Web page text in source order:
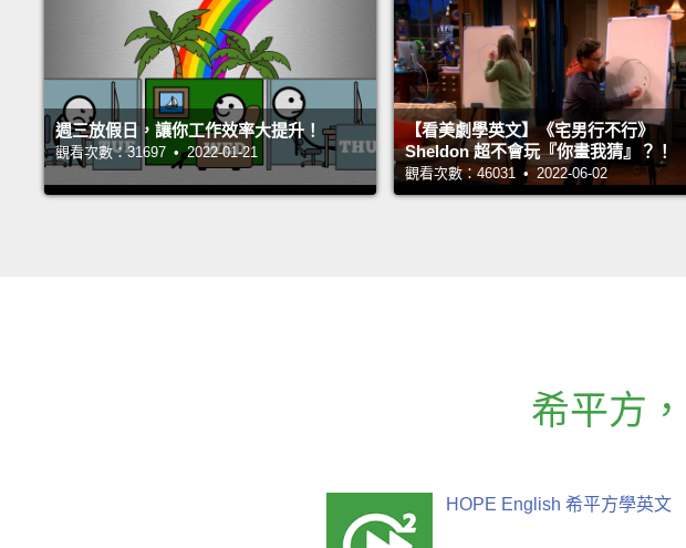
週三放假日，讓你工作效率大提升！
觀看次數：31697 • 2022-01-21
【看美劇學英文】《宅男行不行》
Sheldon 超不會玩『你畫我猜』？！
觀看次數：46031 • 2022-06-02
希平方 ，
HOPE English 希平方學英文